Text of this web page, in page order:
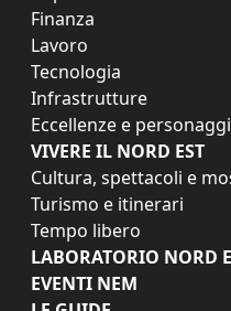
Finanza
Lavoro
Tecnologia
Infrastrutture
Eccellenze e personaggi
VIVERE IL NORD EST
Cultura, spettacoli e
Turismo e itinerari
Tempo libero
LABORATORIO NORD
EVENTI NEM